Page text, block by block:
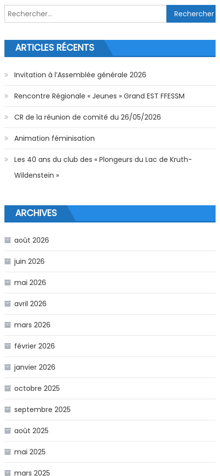
Rechercher :
ARTICLES RÉCENTS
Invitation à l’Assemblée générale 2026
Rencontre Régionale « Jeunes » Grand EST FFESSM
CR de la réunion de comité du 26/05/2026
Animation féminisation
Les 40 ans du club des « Plongeurs du Lac de Kruth-
Wildenstein »
ARCHIVES
août 2026
juin 2026
mai 2026
avril 2026
mars 2026
février 2026
janvier 2026
octobre 2025
septembre 2025
août 2025
mai 2025
mars 2025